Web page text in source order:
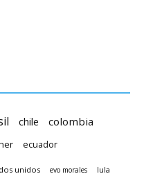
chile colombia
ecuador
unidos evo morales lula